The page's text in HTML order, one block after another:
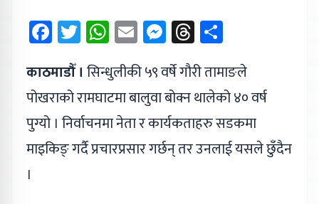
Facebook
Twitter
WhatsApp
EmailMessenger
Threads
काठमाडौँ । सिन्धुलीकी ५९ वर्षे गौरी तामाङले
पोखराको रामघाटमा बालुवा बोक्न थालेको ४० वर्ष
पुग्यो । निर्वाचनमा नेता र कार्यकताहरु सडकमा
माइकिङ् गर्दै प्रचारप्रसार गर्छन् तर उनलाई यसले छुँदैन
।